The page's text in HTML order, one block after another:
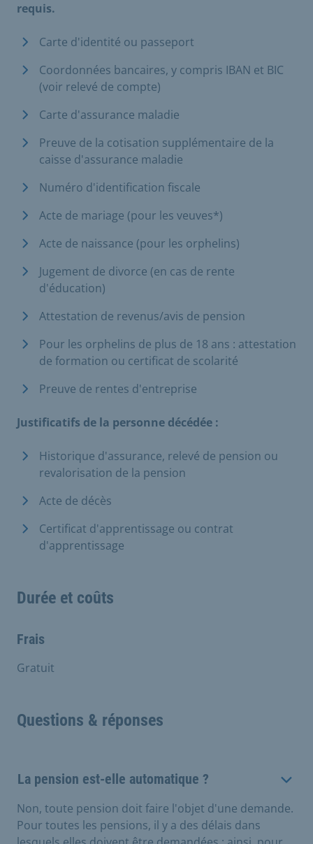
requis.
Carte d'identité ou passeport
Coordonnées bancaires, y compris IBAN et BIC
(voir relevé de compte)
Carte d'assurance maladie
Preuve de la cotisation supplémentaire de la
caisse d'assurance maladie
Numéro d'identification fiscale
Acte de mariage (pour les veuves*)
Acte de naissance (pour les orphelins)
Jugement de divorce (en cas de rente
d'éducation)
Attestation de revenus/avis de pension
Pour les orphelins de plus de 18 ans : attestation
de formation ou certificat de scolarité
Preuve de rentes d'entreprise
Justificatifs de la personne décédée :
Historique d'assurance, relevé de pension ou
revalorisation de la pension
Acte de décès
Certificat d'apprentissage ou contrat
d'apprentissage
Durée et coûts
Frais
Gratuit
Questions & réponses
La pension est-elle automatique ?
Non, toute pension doit faire l'objet d'une demande.
Pour toutes les pensions, il y a des délais dans